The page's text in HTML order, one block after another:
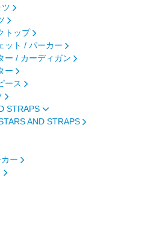
ツ
トップ
ット / パーカー
ー / カーディガン
ー
ース
STRAPS
AND STRAPS
カー